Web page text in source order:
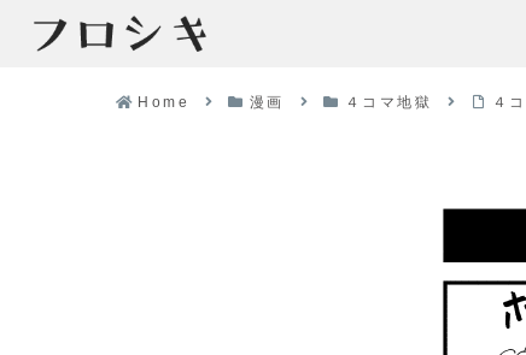
Home 漫画 ４コマ地獄 ４